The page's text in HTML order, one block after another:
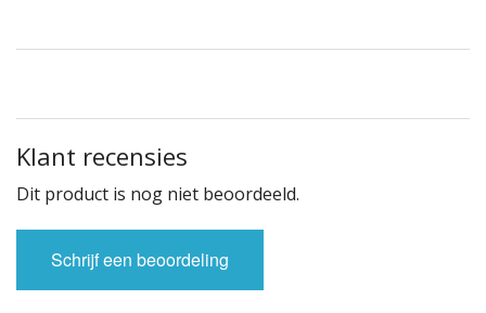
Klant recensies
Dit product is nog niet beoordeeld.
Schrijf een beoordeling